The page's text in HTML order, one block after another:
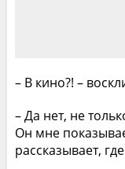
– В кино?! –
– Да нет, не
Он мне
рассказывает,